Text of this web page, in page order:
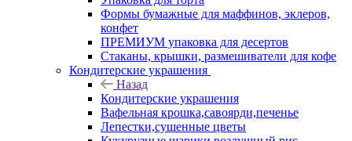
Формы бумажные для маффинов, эклеров,
конфет
ПРЕМИУМ упаковка для десертов
Стаканы, крышки, размешиватели для кофе
Кондитерские украшения
Назад
Кондитерские украшения
Вафельная крошка,савоярди,печенье
Лепестки,сушенные цветы